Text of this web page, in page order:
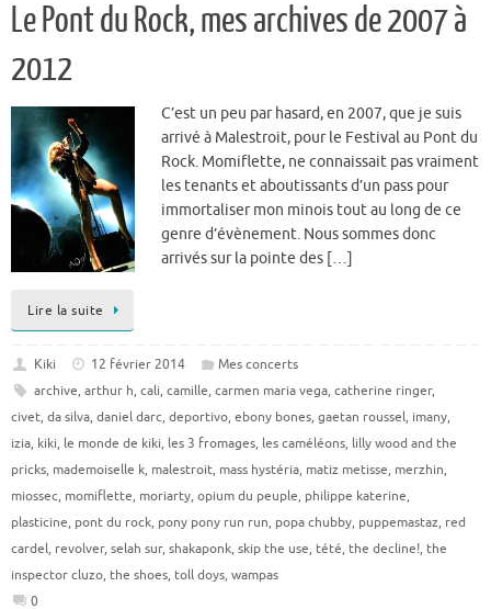
Le Pont du Rock, mes archives de 2007 à
2012
C’est un peu par hasard, en 2007, que je suis
arrivé à Malestroit, pour le Festival au Pont du
Rock. Momiflette, ne connaissait pas vraiment
les tenants et aboutissants d’un pass pour
immortaliser mon minois tout au long de ce
genre d’évènement. Nous sommes donc
arrivés sur la pointe des […]
Lire la suite
Kiki 12 février 2014
Mes concerts
archive, arthur h, cali, camille, carmen maria vega, catherine ringer,
civet, da silva, daniel darc, deportivo, ebony bones, gaetan roussel, imany,
izia, kiki, le monde de kiki, les 3 fromages, les caméléons, lilly wood and the
pricks, mademoiselle k, malestroit, mass hystéria, matiz metisse, merzhin,
miossec, momiflette, moriarty, opium du peuple, philippe katerine,
plasticine, pont du rock, pony pony run run, popa chubby, puppemastaz, red
cardel, revolver, selah sur, shakaponk, skip the use, tété, the decline!, the
inspector cluzo, the shoes, toll doys, wampas
0